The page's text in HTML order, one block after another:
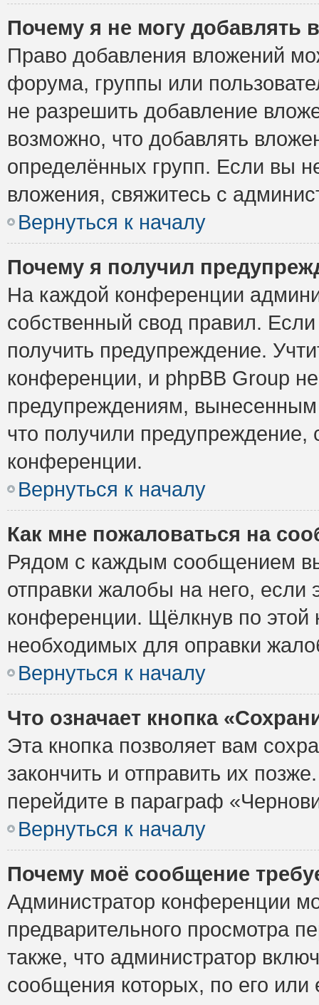
Почему я не могу добавлять
Право добавления вложений
форума, группы или
не разрешить добавление
возможно, что добавлять
определённых групп. Если вы
вложения, свяжитесь с
Вернуться к началу
Почему я получил
На каждой конференции
собственный свод правил.
получить предупреждение.
конференции, и phpBB Group
предупреждениям,
что получили предупреждение,
конференции.
Вернуться к началу
Как мне пожаловаться на
Рядом с каждым сообщением
отправки жалобы на него,
конференции. Щёлкнув по этой
необходимых для оправки
Вернуться к началу
Что означает кнопка
Эта кнопка позволяет вам
закончить и отправить их
перейдите в параграф
Вернуться к началу
Почему моё сообщение
Администратор конференции
предварительного просмотра
также, что администратор
сообщения которых, по его